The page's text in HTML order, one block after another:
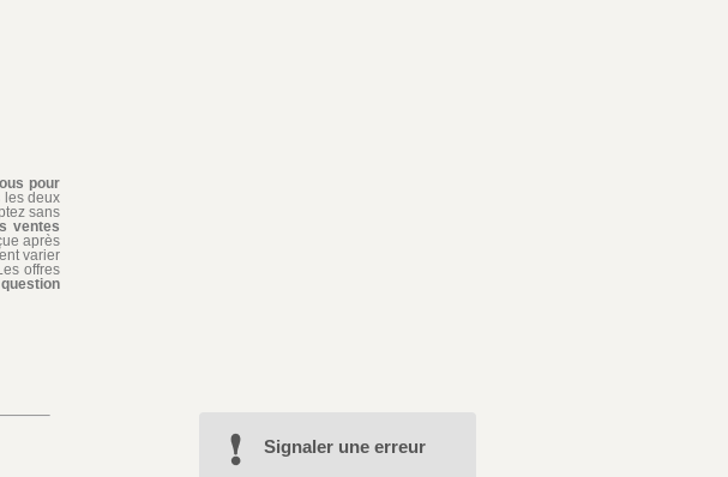
pour
les deux
sans
ventes
après
varier
offres
Signaler une erreur